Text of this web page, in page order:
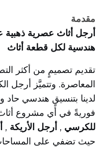
مقدمة
أرجل أثاث عصرية
هندسية لكل قطعة أثاث
تقديم تصميمٍ من أكثر
المعاصرة. وتتميَّز أرجل
لدينا بتنسيقٍ هندسي
فوريةً في أي مشروع
للكرسي , أرجل الأريكة ,
حيث تضفي على